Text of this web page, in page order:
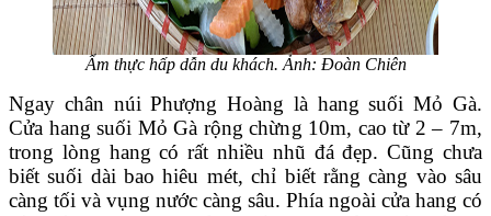
Ẩm thực hấp dẫn du khách. Ảnh: Đoàn Chiên
Ngay chân núi Phượng Hoàng là hang suối Mỏ Gà.
Cửa hang suối Mỏ Gà rộng chừng 10m, cao từ 2 – 7m,
trong lòng hang có rất nhiều nhũ đá đẹp. Cũng chưa
biết suối dài bao hiêu mét, chỉ biết rằng càng vào sâu
càng tối và vụng nước càng sâu. Phía ngoài cửa hang có